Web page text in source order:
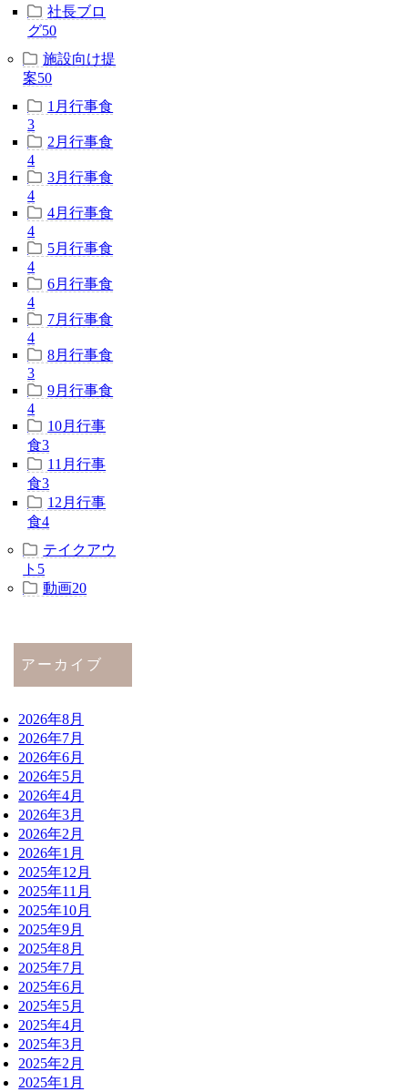
社長ブロ
グ50
施設向け提
案50
1月行事食
3
2月行事食
4
3月行事食
4
4月行事食
4
5月行事食
4
6月行事食
4
7月行事食
4
8月行事食
3
9月行事食
4
10月行事
食3
11月行事
食3
12月行事
食4
テイクアウ
ト 5
動画20
アーカイブ
2026年8月
2026年7月
2026年6月
2026年5月
2026年4月
2026年3月
2026年2月
2026年1月
2025年12月
2025年11月
2025年10月
2025年9月
2025年8月
2025年7月
2025年6月
2025年5月
2025年4月
2025年3月
2025年2月
2025年1月